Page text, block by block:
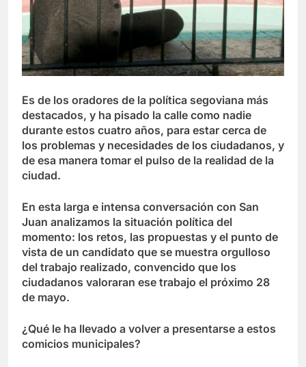
Es de los oradores de la política segoviana más
destacados, y ha pisado la calle como nadie
durante estos cuatro años, para estar cerca de
los problemas y necesidades de los ciudadanos, y
de esa manera tomar el pulso de la realidad de la
ciudad.
En esta larga e intensa conversación con San
Juan analizamos la situación política del
momento: los retos, las propuestas y el punto de
vista de un candidato que se muestra orgulloso
del trabajo realizado, convencido que los
ciudadanos valoraran ese trabajo el próximo 28
de mayo.
¿Qué le ha llevado a volver a presentarse a estos
comicios municipales?